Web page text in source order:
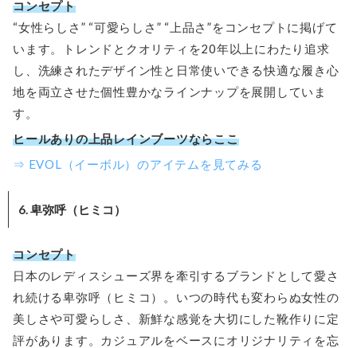
コンセプト
“女性らしさ” “可愛らしさ” “上品さ”をコンセプトに掲げて
います。トレンドとクオリティを20年以上にわたり追求
し、洗練されたデザイン性と日常使いできる快適な履き心
地を両立させた個性豊かなラインナップを展開していま
す。
ヒールありの上品レインブーツならここ
⇒ EVOL（イーボル）のアイテムを見てみる
6. 卑弥呼（ヒミコ）
コンセプト
日本のレディスシューズ界を牽引するブランドとして愛さ
れ続ける卑弥呼（ヒミコ）。いつの時代も変わらぬ女性の
美しさや可愛らしさ、新鮮な感覚を大切にした靴作りに定
評があります。カジュアルをベースにオリジナリティを忘